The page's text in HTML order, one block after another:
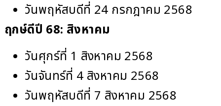
วันพฤหัสบดีที่ 24 กรกฎาคม 2568
ฤกษ์ดีปี 68: สิงหาคม
วันศุกร์ที่ 1 สิงหาคม 2568
วันจันทร์ที่ 4 สิงหาคม 2568
วันพฤหัสบดีที่ 7 สิงหาคม 2568